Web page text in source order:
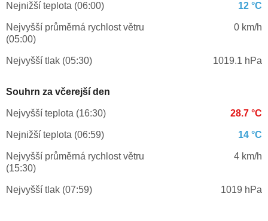
Nejnižší teplota (06:00) 12 °C
Nejvyšší průměrná rychlost větru
(05:00)
0 km/h
Nejvyšší tlak (05:30) 1019.1 hPa
Souhrn za včerejší den
Nejvyšší teplota (16:30) 28.7 °C
Nejnižší teplota (06:59) 14 °C
Nejvyšší průměrná rychlost větru
(15:30)
4 km/h
Nejvyšší tlak (07:59) 1019 hPa